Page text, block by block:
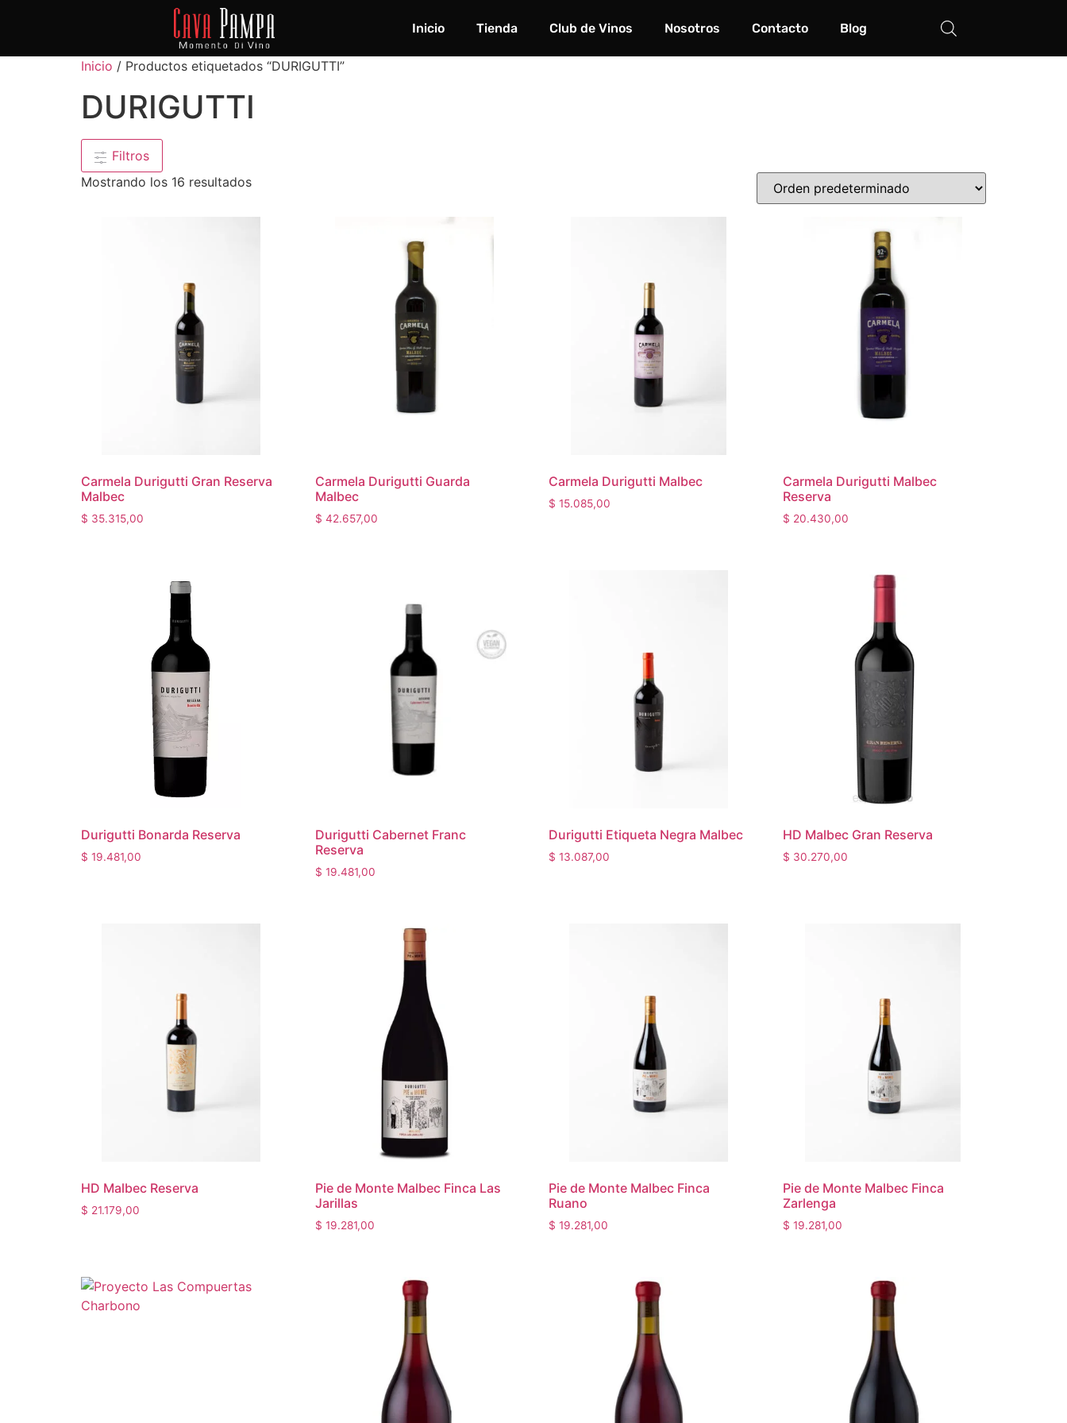
Inicio Tienda Club de Vinos Nosotros Contacto Blog
Inicio / Productos etiquetados “DURIGUTTI”
DURIGUTTI
Filtros
Mostrando los 16 resultados
Carmela Durigutti Gran Reserva
Malbec
$ 35.315,00
Carmela Durigutti Guarda
Malbec
$ 42.657,00
Carmela Durigutti Malbec
$ 15.085,00
Carmela Durigutti Malbec
Reserva
$ 20.430,00
Durigutti Bonarda Reserva
$ 19.481,00
Durigutti Cabernet Franc
Reserva
$ 19.481,00
Durigutti Etiqueta Negra Malbec
$ 13.087,00
HD Malbec Gran Reserva
$ 30.270,00
HD Malbec Reserva
$ 21.179,00
Pie de Monte Malbec Finca Las
Jarillas
$ 19.281,00
Pie de Monte Malbec Finca
Ruano
$ 19.281,00
Pie de Monte Malbec Finca
Zarlenga
$ 19.281,00